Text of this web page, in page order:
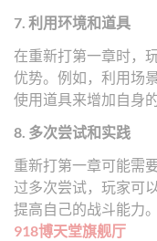
7. 利用环境和道具
在重新打第一章时，
优势。例如，利用场
使用道具来增加自身
8. 多次尝试和实践
重新打第一章可能需
过多次尝试，玩家可
提高自己的战斗能力。
918博天堂旗舰厅